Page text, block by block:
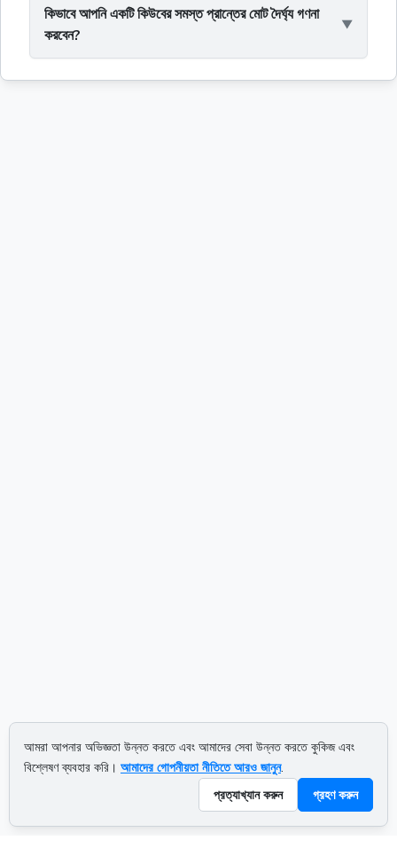
কিভাবে আপনি একটি কিউবের সমস্ত প্রান্তের মোট দৈর্ঘ্য গণনা
করবেন?
আমরা আপনার অভিজ্ঞতা উন্নত করতে এবং আমাদের সেবা উন্নত করতে কুকিজ এবং
বিশ্লেষণ ব্যবহার করি। আমাদের গোপনীয়তা নীতিতে আরও জানুন.
প্রত্যাখ্যান করুন
গ্রহণ করুন